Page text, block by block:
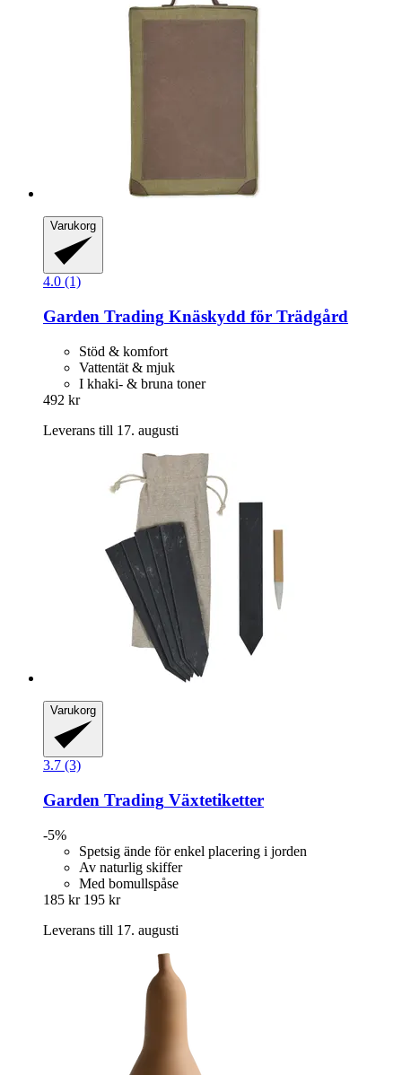
Varukorg
4.0 (1)
Garden Trading Knäskydd för Trädgård
Stöd & komfort
Vattentät & mjuk
I khaki- & bruna toner
492 kr
Leverans till 17. augusti
Varukorg
3.7 (3)
Garden Trading Växtetiketter
-5%
Spetsig ände för enkel placering i jorden
Av naturlig skiffer
Med bomullspåse
185 kr 195 kr
Leverans till 17. augusti